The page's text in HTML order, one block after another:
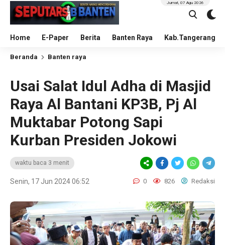
Home E-Paper Berita Banten Raya Kab.Tangerang
Jumat, 07 Agu 2026
Beranda Banten raya
Usai Salat Idul Adha di Masjid
Raya Al Bantani KP3B, Pj Al
Muktabar Potong Sapi
Kurban Presiden Jokowi
waktu baca 3 menit
Senin, 17 Jun 2024 06:52 0 826 Redaksi